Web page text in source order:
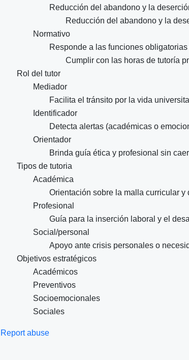
Reducción del abandono y la
Reducción del abandono y la
Normativo
Responde a las funciones
Cumplir con las horas de tutoría
Rol del tutor
Mediador
Facilita el tránsito por la vida
Identificador
Detecta alertas (académicas o
Orientador
Brinda guía ética y profesional sin
Tipos de tutoria
Académica
Orientación sobre la malla curricular y
Profesional
Guía para la inserción laboral y el
Social/personal
Apoyo ante crisis personales o
Objetivos estratégicos
Académicos
Preventivos
Socioemocionales
Sociales
Report abuse